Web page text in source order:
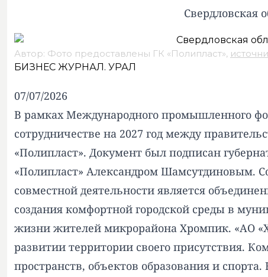
Свердловская
Автор: Фото предоставлены ГК «Полипласт»,
БИЗНЕС ЖУРНАЛ. УРАЛ
07/07/2026
В рамках Международного промышленного
сотрудничестве на 2027 год между
«Полипласт». Документ был подписан
«Полипласт» Александром Шамсутдиновым.
совместной деятельности является
создания комфортной городской среды в
жизни жителей микрорайона Хромпик. «АО
развитии территории своего присутствия.
пространств, объектов образования и